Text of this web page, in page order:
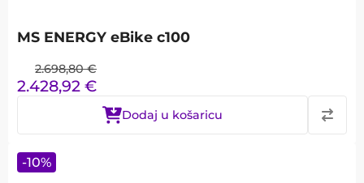
MS ENERGY eBike c100
2.698,80 €
2.428,92 €
Dodaj u košaricu
-10%